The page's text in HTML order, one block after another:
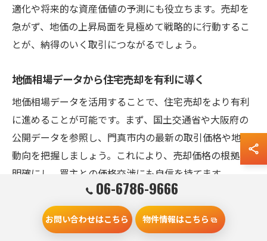
適化や将来的な資産価値の予測にも役立ちます。売却を
急がず、地価の上昇局面を見極めて戦略的に行動するこ
とが、納得のいく取引につながるでしょう。
地価相場データから住宅売却を有利に導く
地価相場データを活用することで、住宅売却をより有利
に進めることが可能です。まず、国土交通省や大阪府の
公開データを参照し、門真市内の最新の取引価格や地価
動向を把握しましょう。これにより、売却価格の根拠を
明確にし、買主との価格交渉にも自信を持てます。
具体的な活用例としては、周辺エリアの取引事例と自宅
の条件を比較し、相場より高値で売却できるポイントを
探る方法があります。例えば、リフォーム歴や駐車場の
06-6786-9666
お問い合わせはこちら 物件情報はこちら